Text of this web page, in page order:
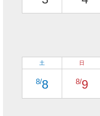
土
8/8
日
8/9